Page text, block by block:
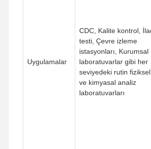
Uygulamalar
CDC, Kalite kontrol,
testi, Çevre izleme
istasyonları, Kurumsal
laboratuvarlar gibi her
seviyedeki rutin fiziksel
ve kimyasal analiz
laboratuvarları